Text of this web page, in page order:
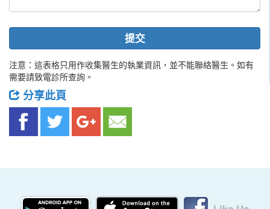
提交
注意：這表格只用作收集醫生的執業資訊，並不能聯絡醫生。如有
需要請致電診所查詢。
分享此頁